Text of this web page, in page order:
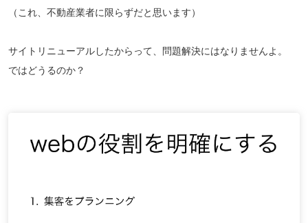
（これ、不動産業者に限らずだと思います）
サイトリニューアルしたからって、問題解決にはなりませんよ。
ではどうるのか？